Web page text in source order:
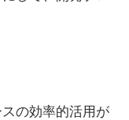
の効率的活用が